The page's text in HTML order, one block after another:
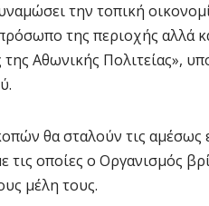
την τοπική
της περιοχής αλλά
της Αθωνικής Πολιτείας»,
θα σταλούν τις αμέσως
τις οποίες ο Οργανισμός
μέλη τους.